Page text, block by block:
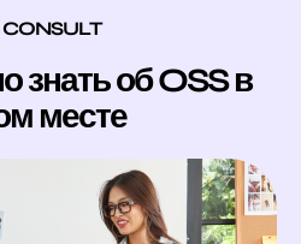
CONSULT
знать об OSS в
месте